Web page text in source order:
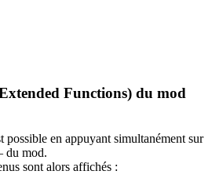
Functions) du mod
possible en appuyant simultanément sur
du mod.
sont alors affichés :